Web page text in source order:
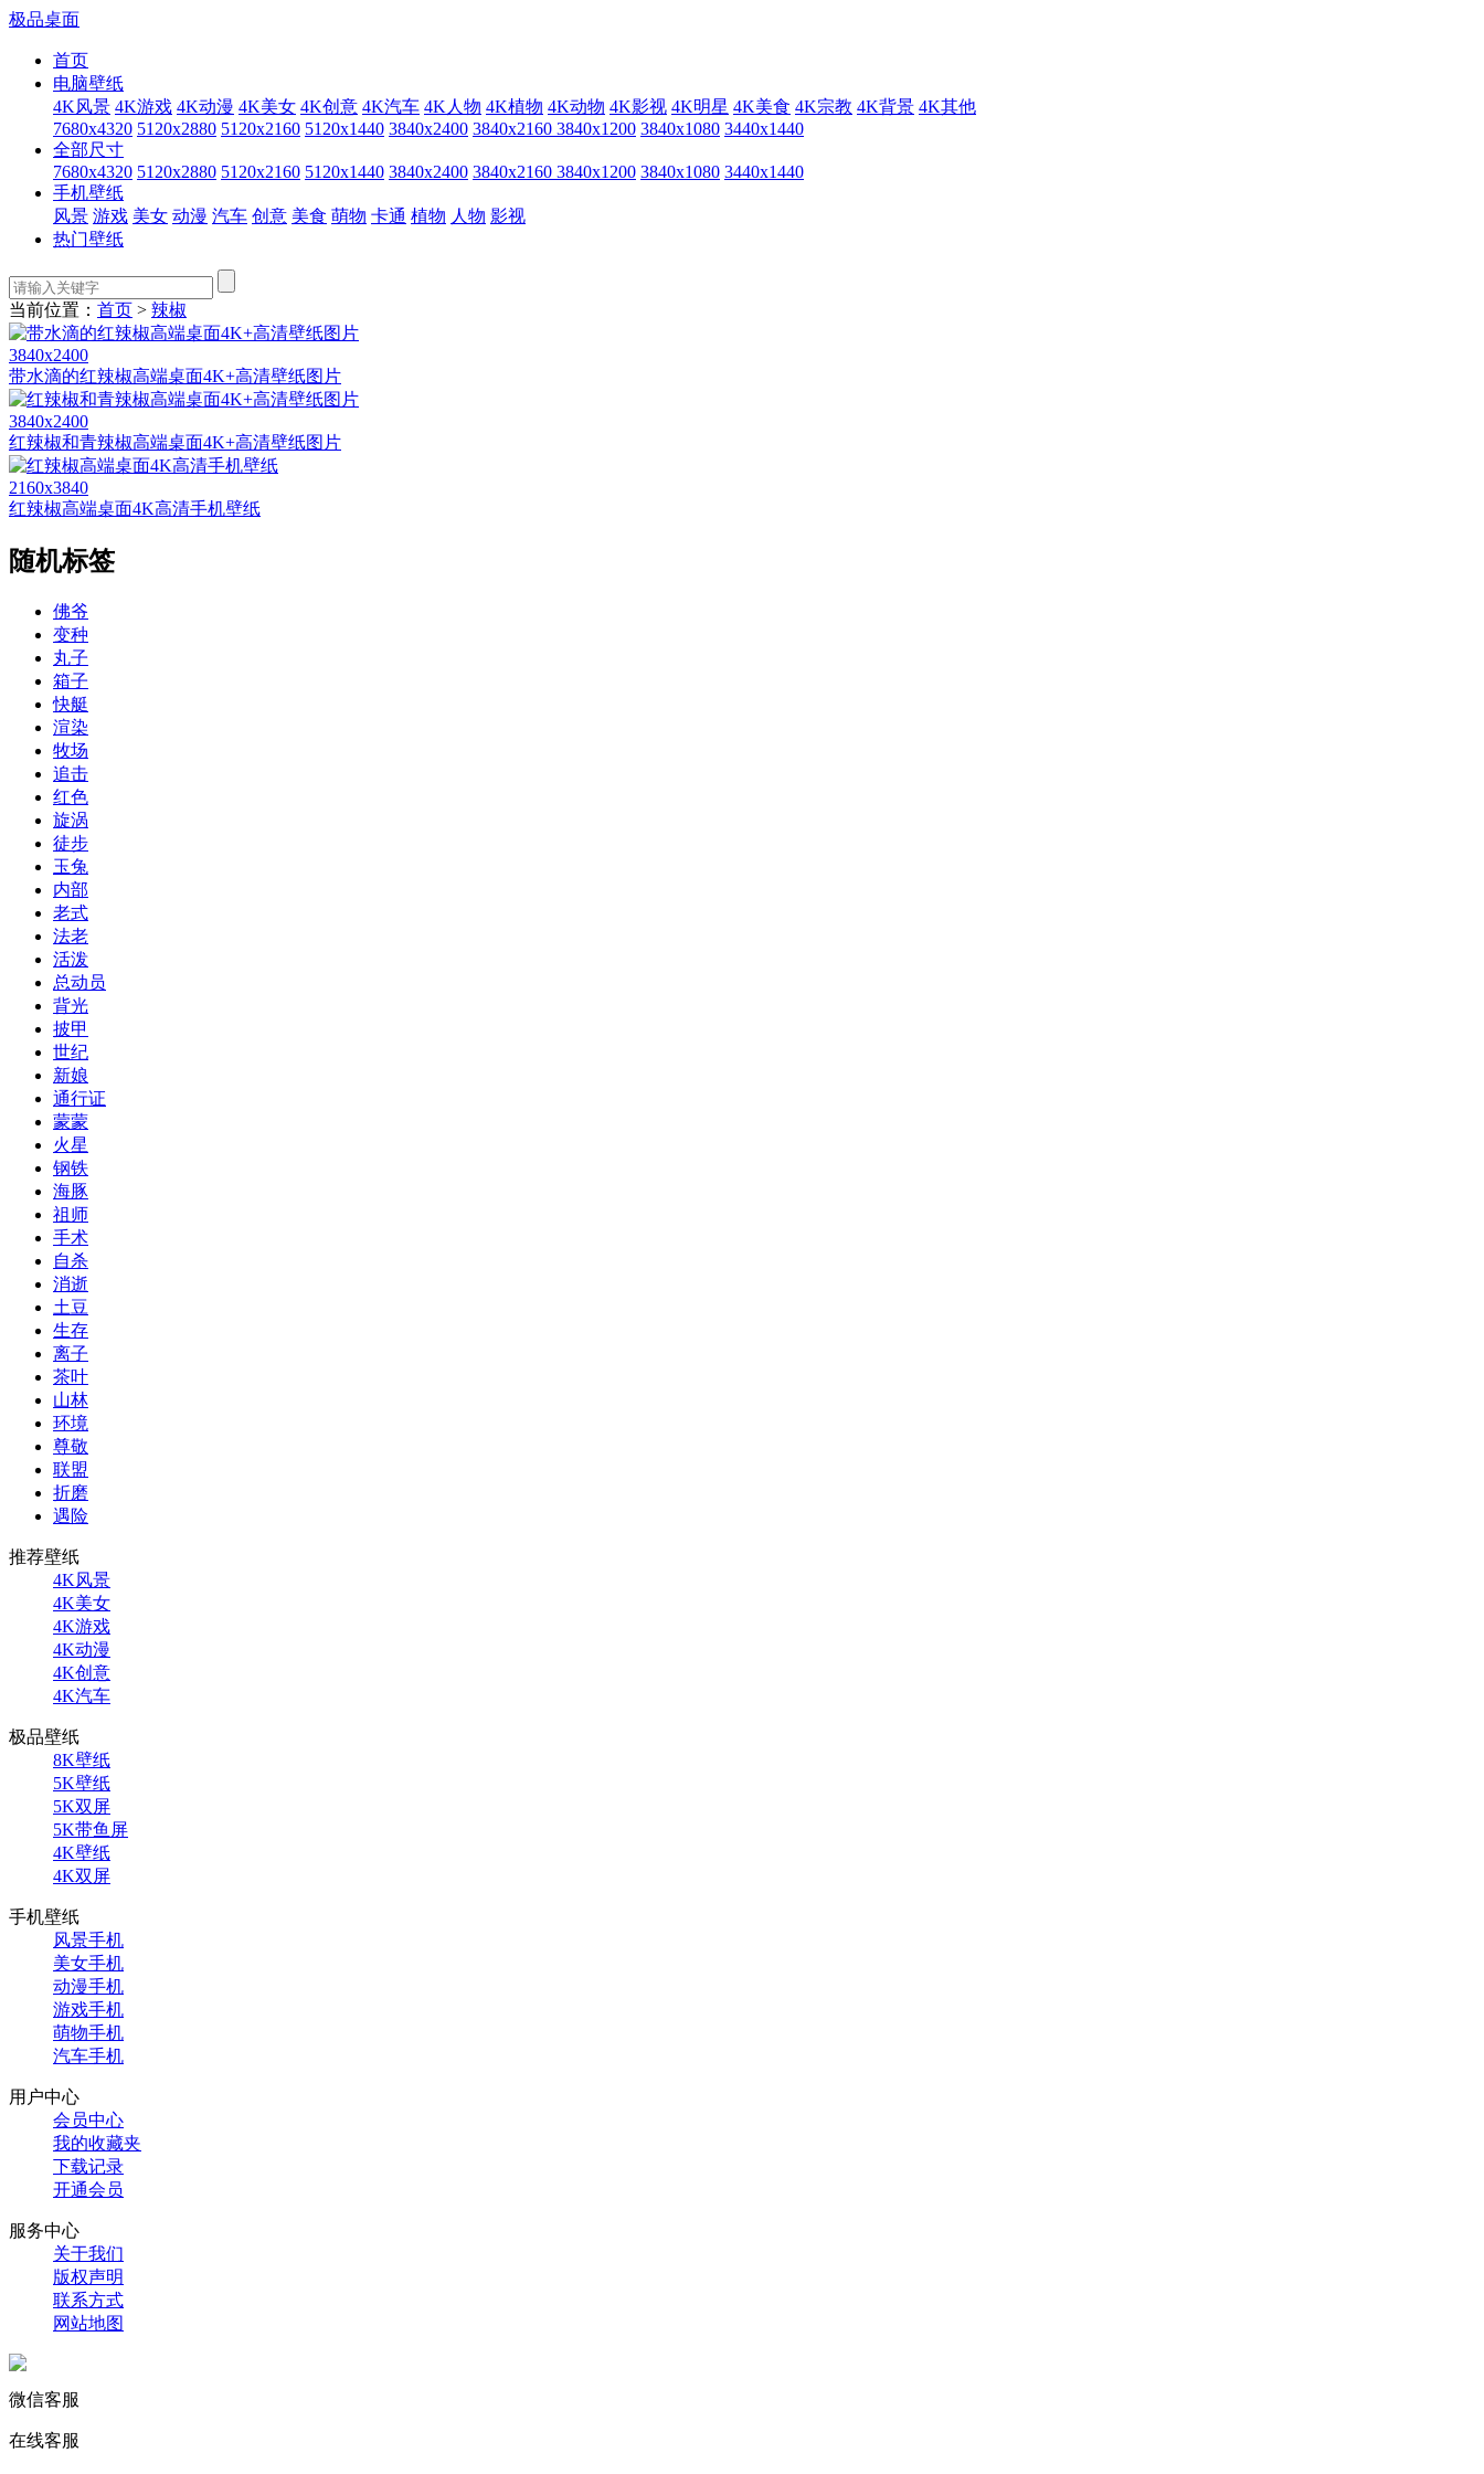
极品桌面
首页
电脑壁纸
4K风景 4K游戏 4K动漫 4K美女 4K创意 4K汽车 4K人物 4K植物 4K动物 4K影视 4K明星 4K美食 4K宗教 4K背景 4K其他
7680x4320 5120x2880 5120x2160 5120x1440 3840x2400 3840x2160 3840x1200 3840x1080 3440x1440
全部尺寸
7680x4320 5120x2880 5120x2160 5120x1440 3840x2400 3840x2160 3840x1200 3840x1080 3440x1440
手机壁纸
风景 游戏 美女 动漫 汽车 创意 美食 萌物 卡通 植物 人物 影视
热门壁纸
当前位置： 首页 > 辣椒
3840x2400
带水滴的红辣椒高端桌面4K+高清壁纸图片
3840x2400
红辣椒和青辣椒高端桌面4K+高清壁纸图片
2160x3840
红辣椒高端桌面4K高清手机壁纸
随机标签
佛爷
变种
丸子
箱子
快艇
渲染
牧场
追击
红色
旋涡
徒步
玉兔
内部
老式
法老
活泼
总动员
背光
披甲
世纪
新娘
通行证
蒙蒙
火星
钢铁
海豚
祖师
手术
自杀
消逝
土豆
生存
离子
茶叶
山林
环境
尊敬
联盟
折磨
遇险
推荐壁纸
4K风景
4K美女
4K游戏
4K动漫
4K创意
4K汽车
极品壁纸
8K壁纸
5K壁纸
5K双屏
5K带鱼屏
4K壁纸
4K双屏
手机壁纸
风景手机
美女手机
动漫手机
游戏手机
萌物手机
汽车手机
用户中心
会员中心
我的收藏夹
下载记录
开通会员
服务中心
关于我们
版权声明
联系方式
网站地图
微信客服
在线客服